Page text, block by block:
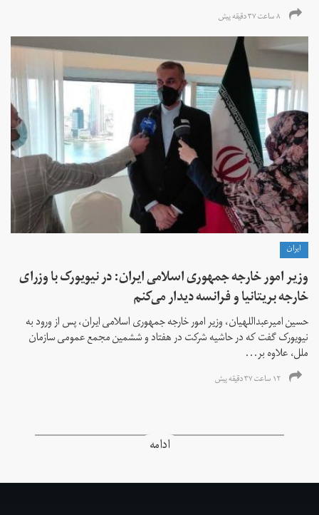
۸ ساعت ۳۷ دقیقه پیش
ايران
وزیر امور خارجه جمهوری اسلامی ایران: در نیویورک با وزرای
خارجه بریتانیا و فرانسه دیدار می‌کنم
حسین امیرعبداللهیان، وزیر امور خارجه جمهوری اسلامی ایران، پس از ورود به
نیویورک گفت که در حاشیه شرکت در هفتاد و ششمین مجمع عمومی سازمان
ملل، علاوه بر...
۱۲ ساعت ۳۷ دقیقه پیش
ادامه